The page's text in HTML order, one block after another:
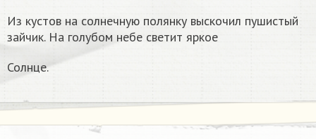
Из кустов на солнечную полянку выскочил пушистый
зайчик. На голубом небе светит яркое
Солнце.